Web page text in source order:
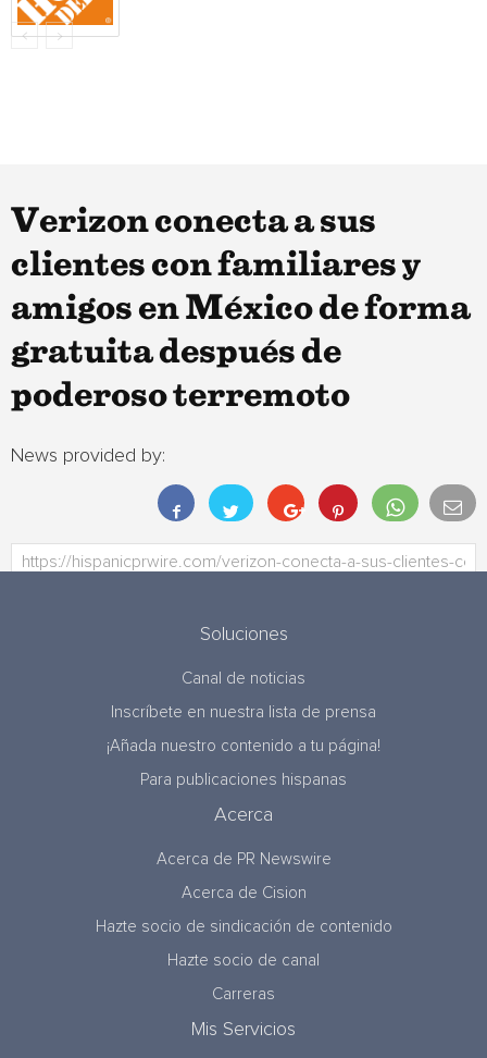
Verizon conecta a sus
clientes con familiares y
amigos en México de forma
gratuita después de
poderoso terremoto
News provided by:
Soluciones
Canal de noticias
Inscríbete en nuestra lista de prensa
¡Añada nuestro contenido a tu página!
Para publicaciones hispanas
Acerca
Acerca de PR Newswire
Acerca de Cision
Hazte socio de sindicación de contenido
Hazte socio de canal
Carreras
Mis Servicios